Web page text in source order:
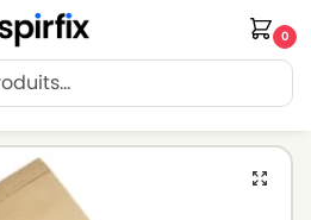
0
offerte dès 30€ d’achat.